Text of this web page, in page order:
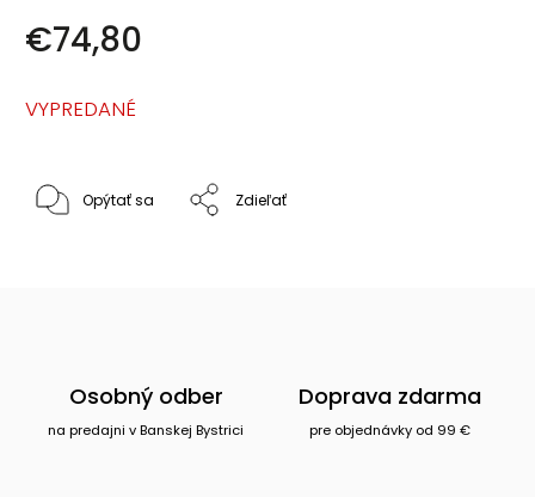
€74,80
VYPREDANÉ
Opýtať sa Zdieľať
Osobný odber
na predajni v Banskej Bystrici
Doprava zdarma
pre objednávky od 99 €